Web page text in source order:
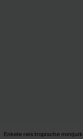
Enkele reis tropische minijurk